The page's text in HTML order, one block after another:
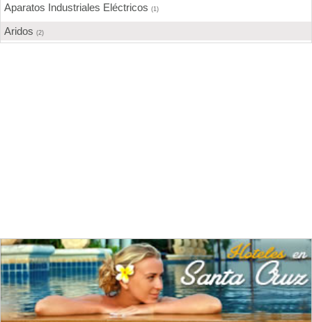
Aparatos Industriales Eléctricos (1)
Aridos (2)
Cuero(1)
Curtidurías(4)
Editoriales(4)
Elaboración de alimentos(22)